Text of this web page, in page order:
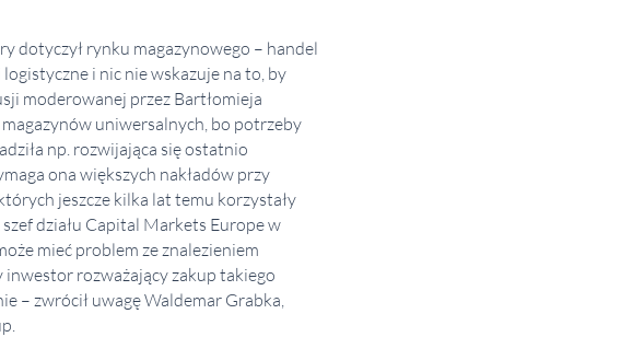
dotyczył rynku magazynowego – handel
i nic nie wskazuje na to, by
moderowanej przez Bartłomieja
magazynów uniwersalnych, bo potrzeby
np. rozwijająca się ostatnio
ona większych nakładów przy
jeszcze kilka lat temu korzystały
działu Capital Markets Europe w
mieć problem ze znalezieniem
rozważający zakup takiego
– zwrócił uwagę Waldemar Grabka,